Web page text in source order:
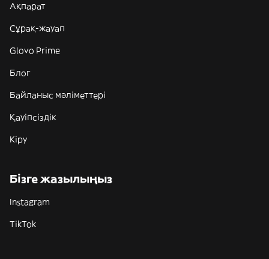
Ақпарат
Сұрақ-жауап
Glovo Prime
Блог
Байланыс мәліметтері
Қауіпсіздік
Кіру
Бізге жазылыңыз
Instagram
TikTok